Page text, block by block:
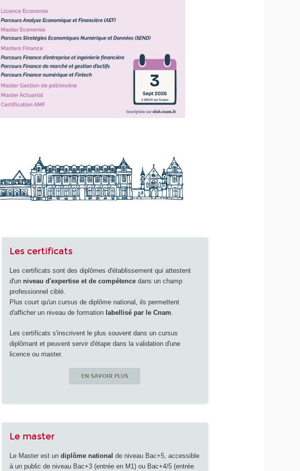
Les certificats
Les certificats sont des diplômes d'établissement qui attestent
d'un niveau d'expertise et de compétence dans un champ
professionnel ciblé.
Plus court qu'un cursus de diplôme national, ils permettent
d'afficher un niveau de formation labellisé par le Cnam.
Les certificats s'inscrivent le plus souvent dans un cursus
diplômant et peuvent servir d'étape dans la validation d'une
licence ou master.
EN SAVOIR PLUS
Le master
Le Master est undiplôme national de niveau Bac+5, accessible
à un public de niveau Bac+3 (entrée en M1) ou Bac+4/5 (entrée